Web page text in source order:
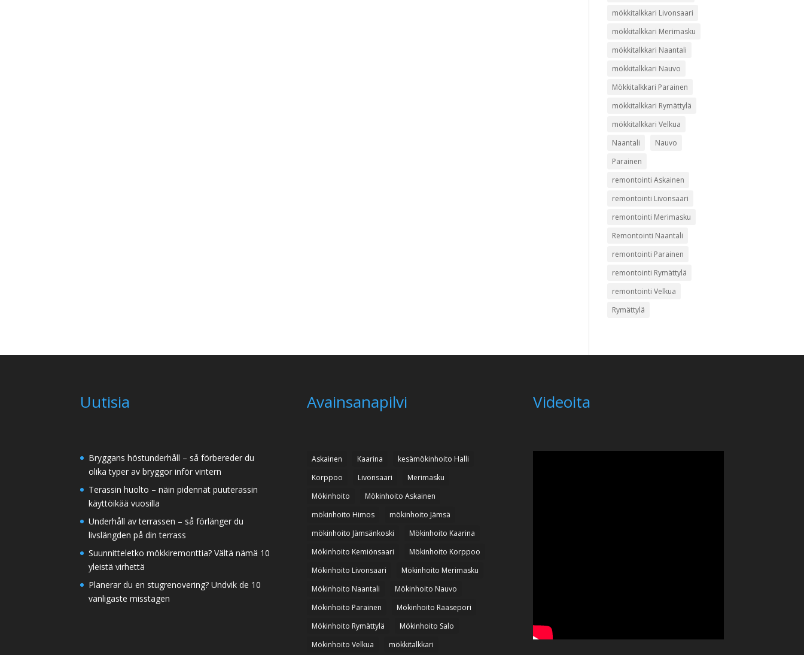
mökkitalkkari Livonsaari
mökkitalkkari Merimasku
mökkitalkkari Naantali
mökkitalkkari Nauvo
Mökkitalkkari Parainen
mökkitalkkari Rymättylä
mökkitalkkari Velkua
Naantali
Nauvo
Parainen
remontointi Askainen
remontointi Livonsaari
remontointi Merimasku
Remontointi Naantali
remontointi Parainen
remontointi Rymättylä
remontointi Velkua
Rymättylä
Uutisia
Bryggans höstunderhåll – så förbereder du
olika typer av bryggor inför vintern
Terassin huolto – näin pidennät puuterassin
käyttöikää vuosilla
Underhåll av terrassen – så förlänger du
livslängden på din terrass
Suunnitteletko mökkiremonttia? Vältä nämä 10
yleistä virhettä
Planerar du en stugrenovering? Undvik de 10
vanligaste misstagen
Avainsanapilvi
Askainen Kaarina
kesämökinhoito Halli
Korppoo
Livonsaari
Merimasku
Mökinhoito
Mökinhoito Askainen
mökinhoito Himos
mökinhoito Jämsä
mökinhoito Jämsänkoski
Mökinhoito Kaarina
Mökinhoito Kemiönsaari
Mökinhoito Korppoo
Mökinhoito Livonsaari
Mökinhoito Merimasku
Mökinhoito Naantali
Mökinhoito Nauvo
Mökinhoito Parainen
Mökinhoito Raasepori
Mökinhoito Rymättylä
Mökinhoito Salo
Mökinhoito Velkua
mökkitalkkari
Videoita